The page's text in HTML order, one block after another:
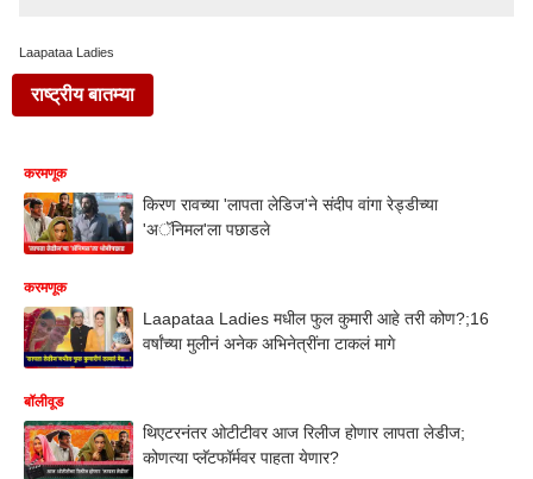
Laapataa Ladies
राष्ट्रीय बातम्या
करमणूक
किरण रावच्या 'लापता लेडिज'ने संदीप वांगा रेड्डीच्या
'अॅनिमल'ला पछाडले
करमणूक
Laapataa Ladies मधील फुल कुमारी आहे तरी कोण?;16
वर्षांच्या मुलीनं अनेक अभिनेत्रींना टाकलं मागे
बॉलीवूड
थिएटरनंतर ओटीटीवर आज रिलीज होणार लापता लेडीज;
कोणत्या प्लॅटफॉर्मवर पाहता येणार?